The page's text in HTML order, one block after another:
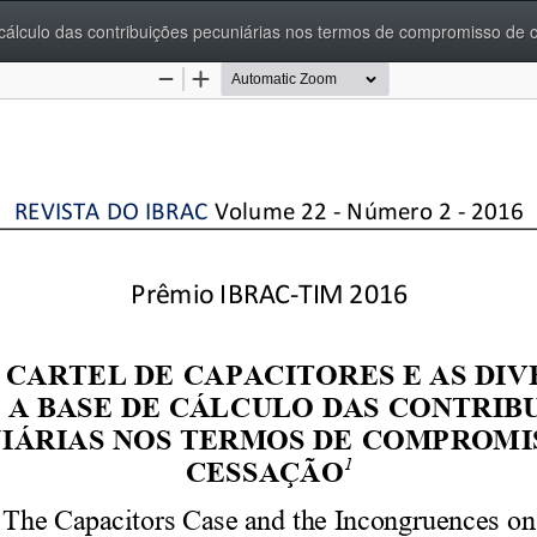
das contribuições pecuniárias nos termos de compromisso de